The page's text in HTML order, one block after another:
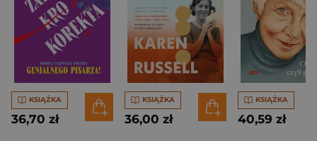
KSIĄŻKA
36,70 zł
KSIĄŻKA
36,00 zł
KSIĄŻKA
40,59 zł